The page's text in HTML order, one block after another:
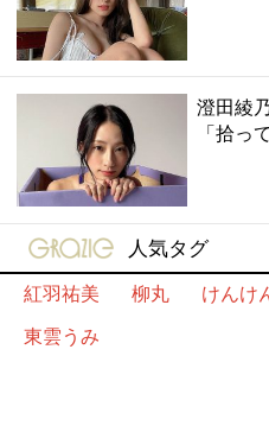
澄田綾
「拾っ
gravure-grazie
人気タグ
紅羽祐美
柳丸 けんけ
東雲うみ